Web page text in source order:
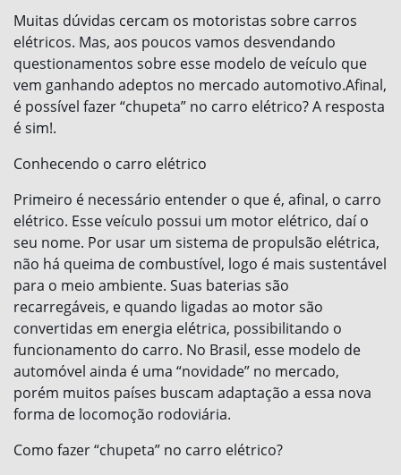
Muitas dúvidas cercam os motoristas sobre carros
elétricos. Mas, aos poucos vamos desvendando
questionamentos sobre esse modelo de veículo que
vem ganhando adeptos no mercado automotivo.Afinal,
é possível fazer “chupeta” no carro elétrico? A resposta
é sim!.
Conhecendo o carro elétrico
Primeiro é necessário entender o que é, afinal, o carro
elétrico. Esse veículo possui um motor elétrico, daí o
seu nome. Por usar um sistema de propulsão elétrica,
não há queima de combustível, logo é mais sustentável
para o meio ambiente. Suas baterias são
recarregáveis, e quando ligadas ao motor são
convertidas em energia elétrica, possibilitando o
funcionamento do carro. No Brasil, esse modelo de
automóvel ainda é uma “novidade” no mercado,
porém muitos países buscam adaptação a essa nova
forma de locomoção rodoviária.
Como fazer “chupeta” no carro elétrico?